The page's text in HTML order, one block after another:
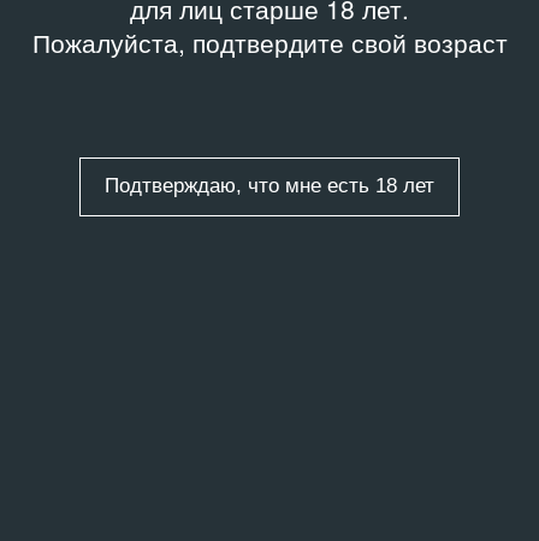
для лиц старше 18 лет.
Пожалуйста, подтвердите свой возраст
Подтверждаю, что мне есть 18 лет